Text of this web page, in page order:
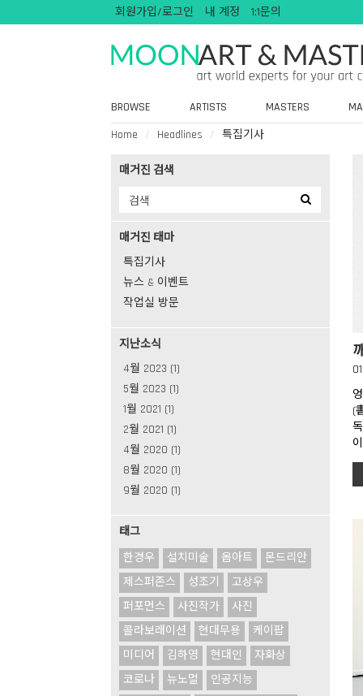
회원가입/로그인 내 계정 1:1문의
BROWSE ARTISTS MASTERS
Home
Headlines 특집기사
매거진 검색
매거진 태마
특집기사
뉴스 & 이벤트
작업실 방문
지난소식
4월 2023 (1)
5월 2023 (1)
1월 2021 (1)
2월 2021 (1)
4월 2020 (1)
8월 2020 (1)
9월 2020 (1)
태그
한경우
설치미술 옵아트
몬드리안
제스퍼존스
성조기
고상우
퍼포먼스
사진작가
사진
콜라보래이션
현대무용
케이팝
미디어
김하영 현대인
자화상
코로나
뉴노멀
인공지능
(